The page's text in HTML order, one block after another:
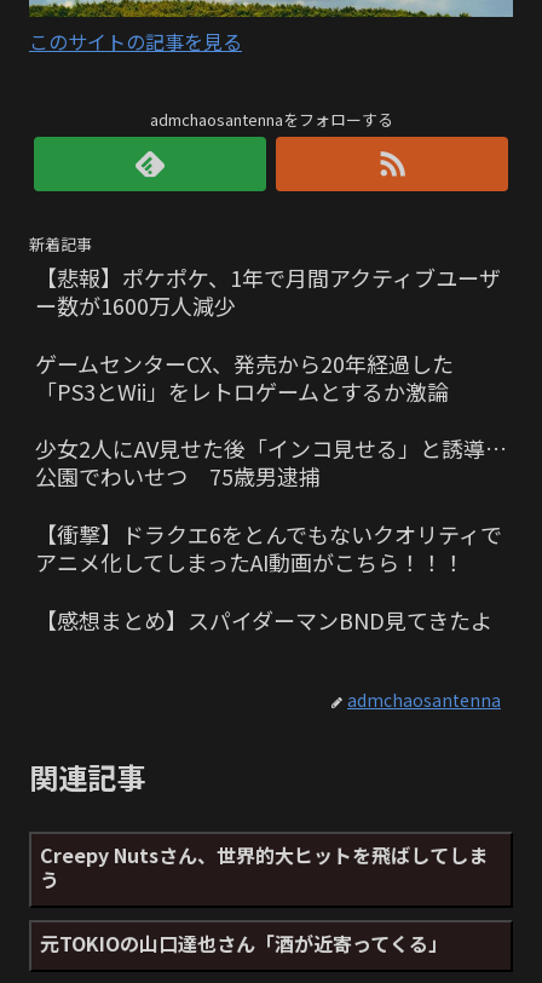
このサイトの記事を見る
admchaosantennaをフォローする
新着記事
【悲報】ポケポケ、1年で月間アクティブユーザ
ー数が1600万人減少
ゲームセンターCX、発売から20年経過した
「PS3とWii」をレトロゲームとするか激論
少女2人にAV見せた後「インコ見せる」と誘導…
公園でわいせつ 75歳男逮捕
【衝撃】ドラクエ6をとんでもないクオリティで
アニメ化してしまったAI動画がこちら！！！
【感想まとめ】スパイダーマンBND見てきたよ
admchaosantenna
関連記事
Creepy Nutsさん、世界的大ヒットを飛ばしてしま
う
元TOKIOの山口達也さん「酒が近寄ってくる」